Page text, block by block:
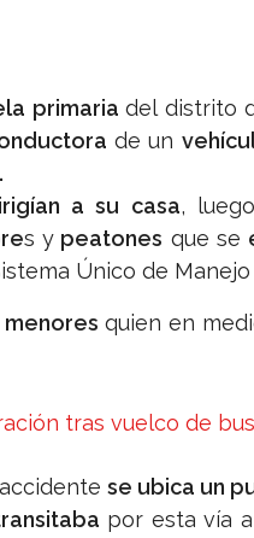
primariadel distrito
de un
a su casa,
s y peatones que se
Único de Manejo
quien en
tras vuelco de
se ubica un
por esta vía